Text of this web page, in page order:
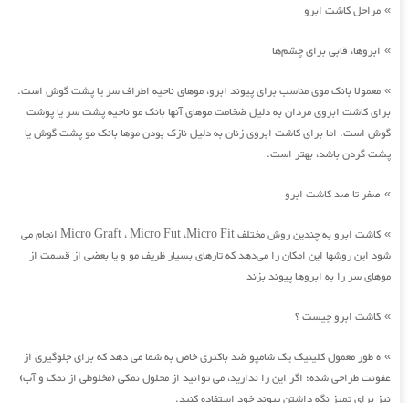
» مراحل کاشت ابرو
» ابروها، قابی برای چشم‌ها
» معمولا بانک موی مناسب برای پیوند ابرو، موهای ناحیه اطراف سر یا پشت گوش است.
برای کاشت ابروی مردان به دلیل ضخامت موهای آنها بانک مو ناحیه پشت سر یا پوشت
گوش است. اما برای کاشت ابروی زنان به دلیل نازک بودن موها بانک مو پشت گوش یا
پشت گردن باشد، بهتر است.
» صفر تا صد کاشت ابرو
»
کاشت ابرو به چندین روش مختلف Micro Graft ، Micro Fut ،Micro Fit انجام می
شود این روشها این امکان را می‌دهد که تارهای بسیار ظریف مو و یا بعضی از قسمت از
موهای سر را به ابروها پیوند بزند
» کاشت ابرو چیست ؟
» ه طور معمول کلینیک یک شامپو ضد باکتری خاص به شما می دهد که برای جلوگیری از
عفونت طراحی شده؛ اگر این را ندارید، می توانید از محلول نمکی (مخلوطی از نمک و آب)